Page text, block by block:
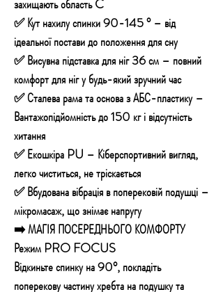
захищають область C
✅ Кут нахилу спинки 90-145 ° – від
ідеальної постави до положення для сну
✅ Висувна підставка для ніг 36 см – повний
комфорт для ніг у будь-який зручний час
✅ Сталева рама та основа з АБС-пластику –
Вантажопідйомність до 150 кг і відсутність
хитання
✅ Екошкіра PU – Кіберспортивний вигляд,
легко чиститься, не тріскається
✅ Вбудована вібрація в поперековій подушці –
мікромасаж, що знімає напругу
➡️ МАГІЯ ПОСЕРЕДНЬОГО КОМФОРТУ
Режим PRO FOCUS
Відкиньте спинку на 90°, покладіть
поперекову частину хребта на подушку та